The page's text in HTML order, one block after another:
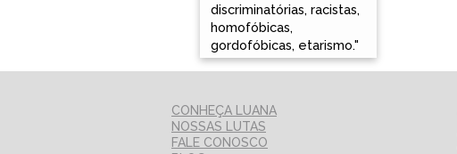
discriminatórias, racistas,
homofóbicas,
gordofóbicas, etarismo."
CONHEÇA LUANA
NOSSAS LUTAS
FALE CONOSCO